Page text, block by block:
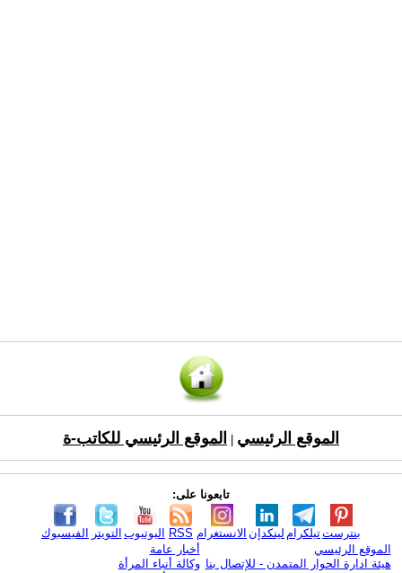
الموقع الرئيسي الموقع الرئيسي للكاتب-ة
تابعونا على:
الفيسبوك التويتر اليوتيوب RSS الانستغرام لينكدإن تيلكرامبنترست
الموقع الرئيسي
هيئة ادارة الحوار المتمدن - للإتصال بنا
أخبار عامة
وكالة أنباء المرأة